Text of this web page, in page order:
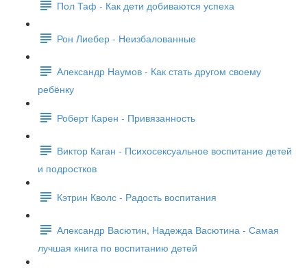
Пол Таф - Как дети добиваются успеха
Рон Лиебер - Неизбалованные
Александр Наумов - Как стать другом своему
ребёнку
Роберт Карен - Привязанность
Виктор Каган - Психосексуальное воспитание детей
и подростков
Кэтрин Кволс - Радость воспитания
Александр Васютин, Надежда Васютина - Самая
лучшая книга по воспитанию детей